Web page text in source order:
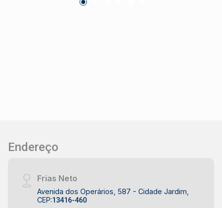
Condomínio oferece portaria 24h, salão de
Endereço
Frias Neto
Avenida dos Operários, 587 - Cidade Jardim,
CEP:13416-460